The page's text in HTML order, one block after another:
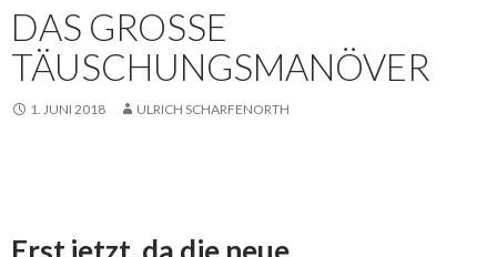
DAS GROSSE T
ÄUSCHUNGSMANÖVER
1. JUNI 2018 ULRICH SCHARFENORTH